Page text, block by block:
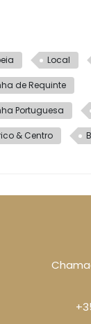
Local
de Requinte
Portuguesa
& Centro